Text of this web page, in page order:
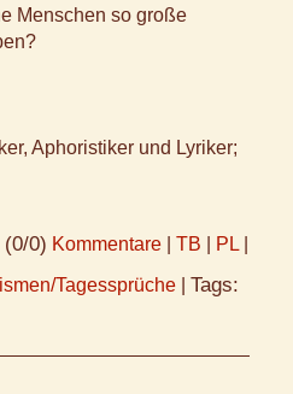
Menschen so große
Aphoristiker und Lyriker;
(0/0) Kommentare TB PL
Tagessprüche Tags: